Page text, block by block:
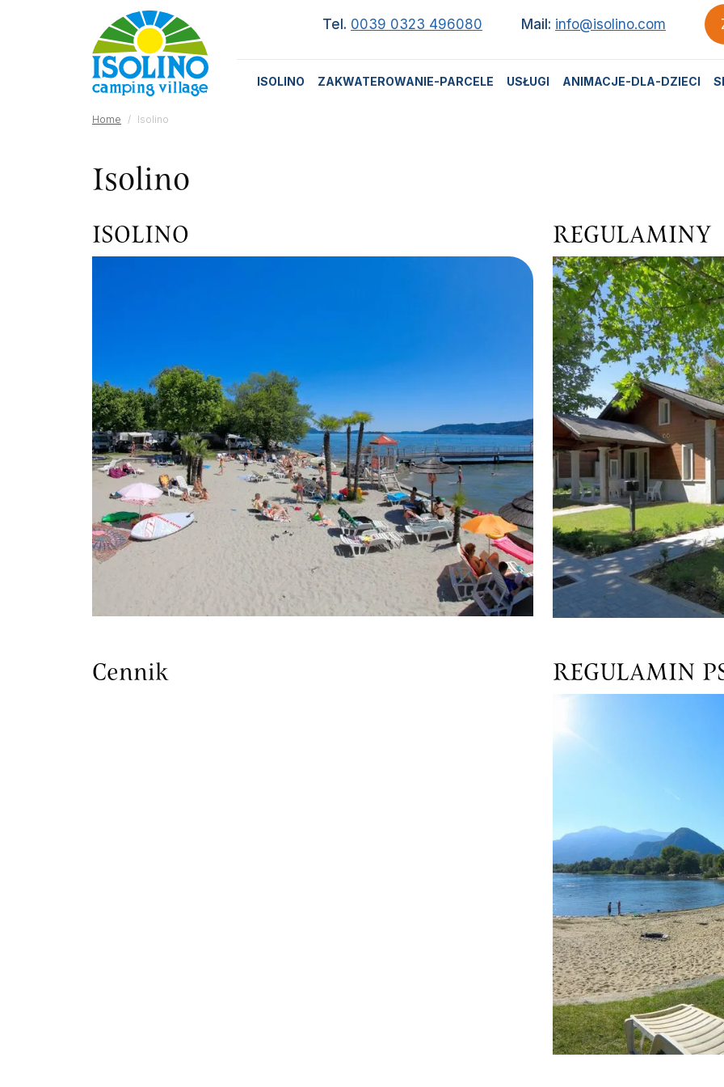
Tel. 0039 0323 496080 Mail: info@isolino.com
ISOLINO ZAKWATEROWANIE-PARCELE USŁUGI ANIMACJE-DLA-DZIECI
Home Isolino
Isolino
ISOLINO REGULAMINY
Cennik REGULAMIN